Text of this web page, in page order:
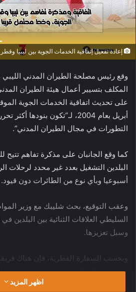
إعادة تفعيل إتفاقية الخدمات الجوية بين ليبيا وقطر
وقع رئيس مصلحة الطيران المدني
المكلف بتسيير أعمال هيئة الطيران
أبريل بعام 2004، لـ”تكون بنودها
التطورات في مجال الطيران المدني”.
كما وقع الجانبان على مذكرة تفاهم تتيح
البلدين التشغيل بعدد غير محدد لرحلات
أسبوعيا وبأي نوع من الطائرات دون قيود.
وعقب التوقيع، بحث شليبك مع وزير
السليطي العلاقات الثنائية بين البلدين
وسبل تعزيزها.
وبحسب السفارة القطرية، فإن هناك فريقا
سيوصل خلال الأسبوعين القادمين،
اظهر المزيد